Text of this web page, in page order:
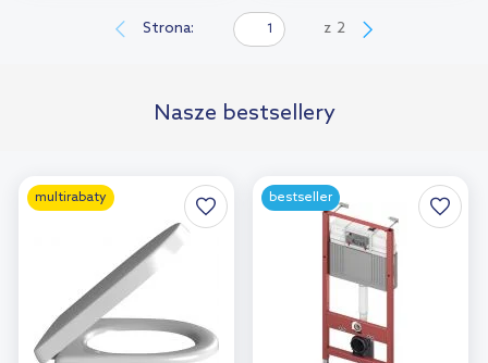
Strona: z 2
Nasze bestsellery
multirabaty bestseller